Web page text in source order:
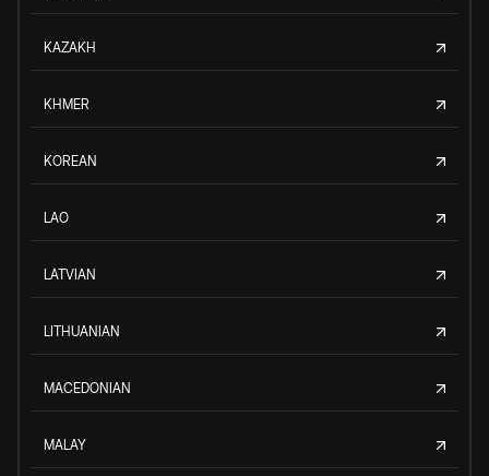
KAZAKH
KHMER
KOREAN
LAO
LATVIAN
LITHUANIAN
MACEDONIAN
MALAY